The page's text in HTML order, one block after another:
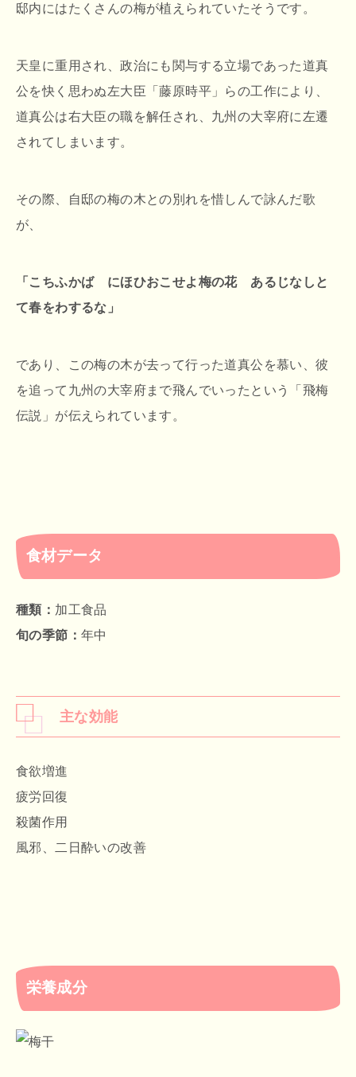
邸内にはたくさんの梅が植えられていたそうです。
天皇に重用され、政治にも関与する立場であった道真
公を快く思わぬ左大臣「藤原時平」らの工作により、
道真公は右大臣の職を解任され、九州の大宰府に左遷
されてしまいます。
その際、自邸の梅の木との別れを惜しんで詠んだ歌
が、
「こちふかば にほひおこせよ梅の花 あるじなしと
て春をわするな」
であり、この梅の木が去って行った道真公を慕い、彼
を追って九州の大宰府まで飛んでいったという「飛梅
伝説」が伝えられています。
食材データ
種類： 加工食品
旬の季節： 年中
主な効能
食欲増進
疲労回復
殺菌作用
風邪、二日酔いの改善
栄養成分